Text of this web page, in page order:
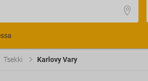
Tsekki Karlovy Vary